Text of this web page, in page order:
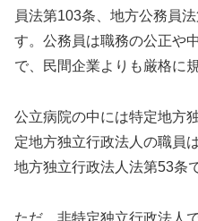
員法第103条、地方公務員
す。公務員は職務の公正や
で、民間企業よりも厳格に
公立病院の中には特定地方
定地方独立行政法人の職員
地方独立行政法人法第53条
ただ、非特定独立行政法人